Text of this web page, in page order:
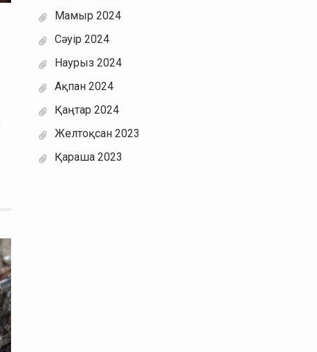
Мамыр 2024
Сәуір 2024
Наурыз 2024
Ақпан 2024
Қаңтар 2024
Желтоқсан 2023
Қараша 2023